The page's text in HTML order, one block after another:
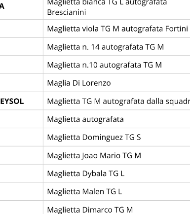
CR FLAMENGO 6—1
Abano Football Trophy
Stadio delle Terme *